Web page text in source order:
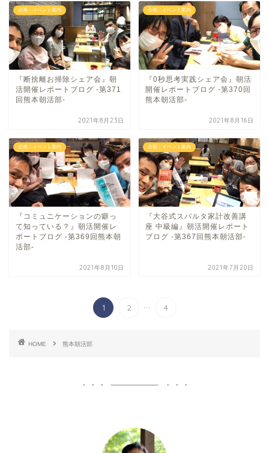
企画・イベント案内
『断捨離お掃除シェア会』朝
活開催レポートブログ -第371
回熊本朝活部-
2021年8月23日
企画・イベント案内
『0秒思考実践シェア会』朝活
開催レポートブログ -第370回
熊本朝活部-
2021年8月16日
企画・イベント案内
『コミュニケーションの癖っ
て知っている？』朝活開催レ
ポートブログ -第369回熊本朝
活部-
2021年8月10日
企画・イベント案内
『大谷式スパルタ家計改善講
座 中級編』朝活開催レポート
ブログ -第367回熊本朝活部-
2021年7月20日
1 2 ... 4
HOME 熊本朝活部